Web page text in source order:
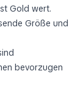
Gold wert.
Größe und
bevorzugen